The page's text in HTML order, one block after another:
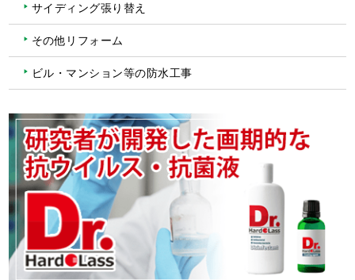
サイディング張り替え
その他リフォーム
ビル・マンション等の防水工事